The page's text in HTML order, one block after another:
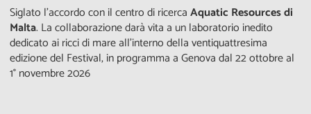
Siglato l'accordo con il centro di ricercaAquatic Resources di
Malta. La collaborazione darà vita a un laboratorio inedito
dedicato ai ricci di mare all’interno della ventiquattresima
edizione del Festival, in programma a Genova dal 22 ottobre al
1° novembre 2026